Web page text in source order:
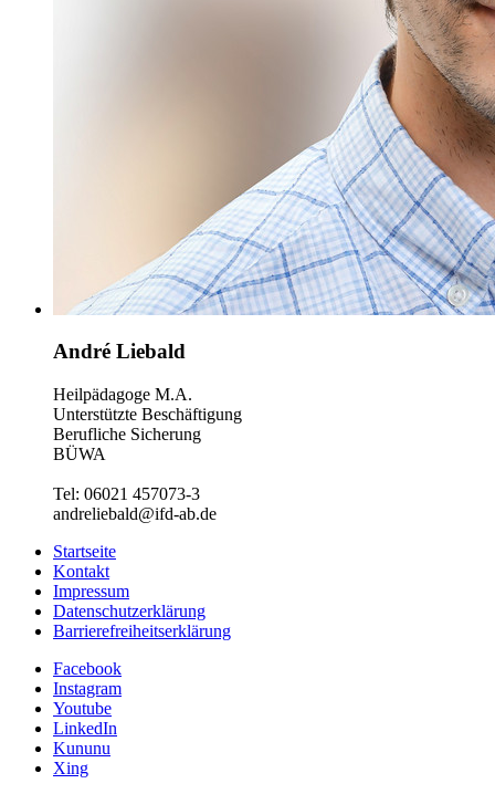
André Liebald
Heilpädagoge M.A.
Unterstützte Beschäftigung
Berufliche Sicherung
BÜWA
Tel: 06021 457073-3
andreliebald@ifd-ab.de
Startseite
Kontakt
Impressum
Datenschutzerklärung
Barrierefreiheitserklärung
Facebook
Instagram
Youtube
LinkedIn
Kununu
Xing